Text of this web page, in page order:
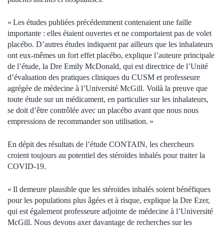
« Les études publiées précédemment contenaient une faille
importante : elles étaient ouvertes et ne comportaient pas de volet
placébo. D’autres études indiquent par ailleurs que les inhalateurs
ont eux-mêmes un fort effet placébo, explique l’auteure principale
de l’étude, la Dre Emily McDonald, qui est directrice de l’Unité
d’évaluation des pratiques cliniques du CUSM et professeure
agrégée de médecine à l’Université McGill. Voilà la preuve que
toute étude sur un médicament, en particulier sur les inhalateurs,
se doit d’être contrôlée avec un placébo avant que nous nous
empressions de recommander son utilisation. »
En dépit des résultats de l’étude CONTAIN, les chercheurs
croient toujours au potentiel des stéroïdes inhalés pour traiter la
COVID-19.
« Il demeure plausible que les stéroïdes inhalés soient bénéfiques
pour les populations plus âgées et à risque, explique la Dre Ezer,
qui est également professeure adjointe de médecine à l’Université
McGill. Nous devons axer davantage de recherches sur les